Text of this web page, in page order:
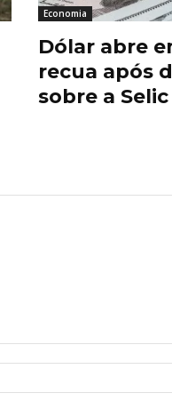
Economia
Dólar abre
recua após
sobre a Selic